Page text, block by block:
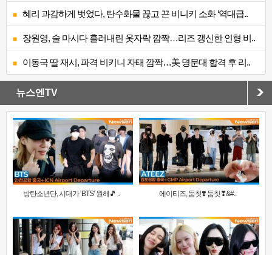
혜리 과감하게 벗었다, 탄수화물 끊고 끈 비니키 소화 ‘역대급..
장원영, 술 마시다 흘러내린 옷자락 깜짝…리즈 갱신한 인형 비..
이동국 딸 재시, 파격 비키니 자태 깜짝…美 명문대 합격 후 리..
뉴스엔TV
방탄소년단, 시대가 ‘BTS’ 원해🎵 .. 에이티즈, 둠칫❣️ 둠칫❣&#..